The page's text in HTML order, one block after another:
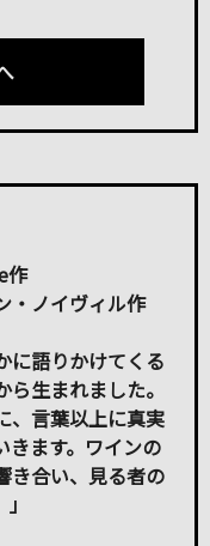
作
・ノイヴィル作
に語りかけてくる
生まれました。
、言葉以上に真実
きます。ワインの
き合い、見る者の